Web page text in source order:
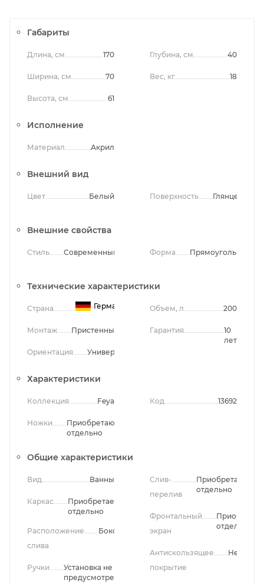
Габариты
Длина, см 170
Ширина, см 70
Высота, см 61
Глубина, см 40
Вес, кг 18
Исполнение
Материал Акрил
Внешний вид
Цвет Белый Поверхность Глянцевая
Внешние свойства
Стиль Современный Форма Прямоугольная
Технические характеристики
Страна Германия
Монтаж Пристенный
Ориентация Универсальная
Объем, л 200
Гарантия
10
лет
Характеристики
Коллекция Feya
Ножки
Приобретаются
отдельно
Код 13692
Общие характеристики
Вид Ванны
Каркас
Приобретается
отдельно
Расположение
слива
Боковое
Ручки
Установка не
предусмотрена
Слив-
перелив
Приобретается
отдельно
Фронтальный
экран
отдельно
Антискользящее
покрытие
Нет